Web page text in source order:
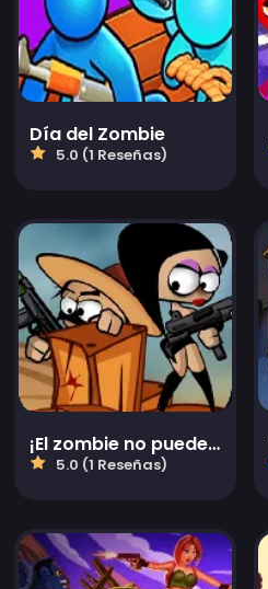
Día del Zombie
5.0 (1 Reseñas)
¡El zombie no puede saltar!
5.0 (1 Reseñas)